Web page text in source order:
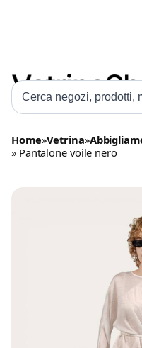
Home»Vetrina»
» Pantalone voile nero